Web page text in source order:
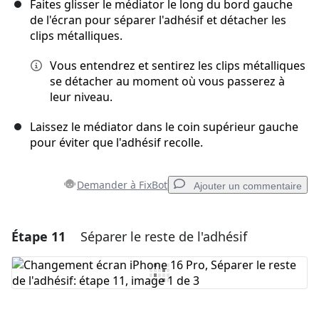
Faites glisser le médiator le long du bord gauche
de l'écran pour séparer l'adhésif et détacher les
clips métalliques.
Vous entendrez et sentirez les clips métalliques
se détacher au moment où vous passerez à
leur niveau.
Laissez le médiator dans le coin supérieur gauche
pour éviter que l'adhésif recolle.
Demander à FixBot Ajouter un commentaire
Ajouter un commentaire
Ajouter un commentaire
Étape 11 Séparer le reste de l'adhésif